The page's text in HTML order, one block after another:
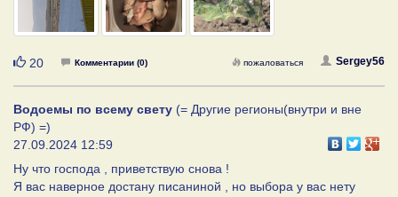
Нравится
20 Комментарии (0) Sergey56
пожаловаться
Водоемы по всему свету (= Другие регионы(внутри и вне
РФ) =)
27.09.2024 12:59
Ну что господа , приветствую снова !
Я вас наверное достану писаниной , но выбора у вас нету